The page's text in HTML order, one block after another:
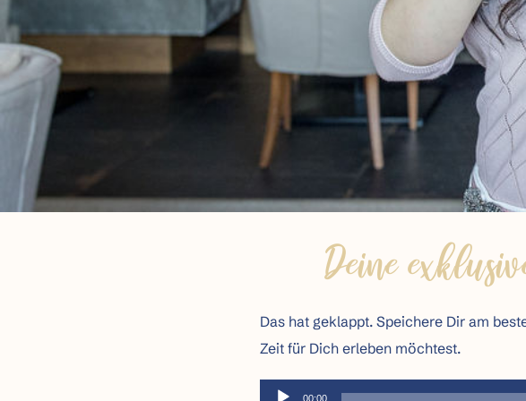
Deine
Das hat geklappt. Speichere Dir am
Zeit für Dich erleben möchtest.
Audio-00:00